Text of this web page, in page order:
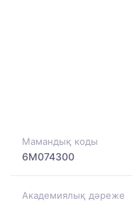
Мамандық коды
6M074300
Академиялық дәреже